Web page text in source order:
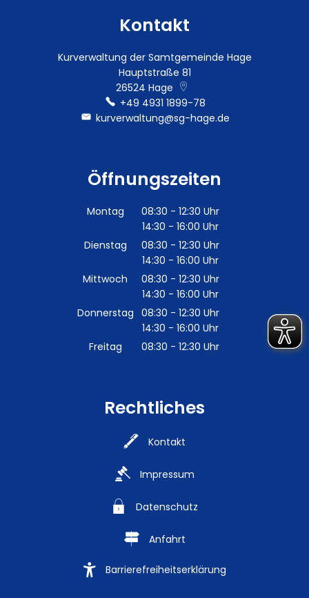
Kontakt
Kurverwaltung der Samtgemeinde Hage
Hauptstraße 81
26524 Hage
+49 4931 1899-78
kurverwaltung@sg-hage.de
Öffnungszeiten
Montag 08:30 - 12:30 Uhr
Von 08:30 bis 12:30 Uhr
14:30 - 16:00 Uhr
Von 14:30 bis 16:00 Uhr
Dienstag 08:30 - 12:30 Uhr
Von 08:30 bis 12:30 Uhr
14:30 - 16:00 Uhr
Von 14:30 bis 16:00 Uhr
Mittwoch 08:30 - 12:30 Uhr
Von 08:30 bis 12:30 Uhr
14:30 - 16:00 Uhr
Von 14:30 bis 16:00 Uhr
Donnerstag 08:30 - 12:30 Uhr
Von 08:30 bis 12:30 Uhr
14:30 - 16:00 Uhr
Von 14:30 bis 16:00 Uhr
Freitag 08:30 - 12:30 Uhr
Rechtliches
Kontakt
Impressum
Datenschutz
Anfahrt
Barrierefreiheitserklärung